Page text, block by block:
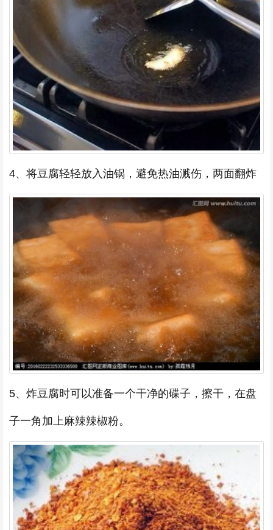
4、将豆腐轻轻放入油锅，避免热油溅伤，两面翻炸
5、炸豆腐时可以准备一个干净的碟子，擦干，在盘
子一角加上麻辣辣椒粉。